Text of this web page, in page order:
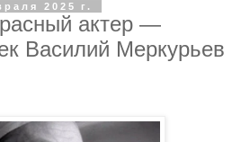
2025 г.
актер —
Василий Меркурьев